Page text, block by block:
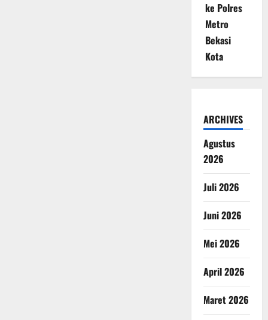
ke Polres
Metro
Bekasi
Kota
ARCHIVES
Agustus
2026
Juli 2026
Juni 2026
Mei 2026
April 2026
Maret 2026